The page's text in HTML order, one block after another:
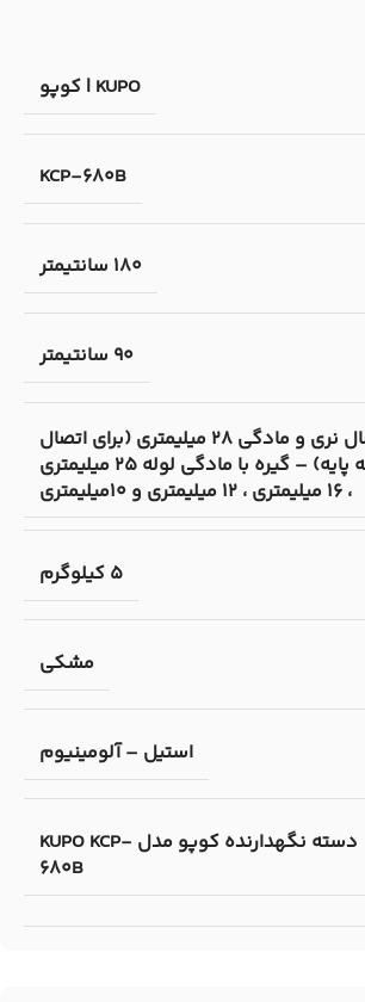
KUPO | کوپو
KCP-680B
180 سانتیمتر
90 سانتیمتر
اتصال نری و مادگی 28 میلیمتری (برای اتصال
روی سه پایه) – گیره با مادگی لوله 25 میلیمتری
، 16 میلیمتری ، 12 میلیمتری و 10میلیمتری
5 کیلوگرم
مشکی
استیل – آلومینیوم
دسته نگهدارنده کوپو مدل KUPO KCP-
680B